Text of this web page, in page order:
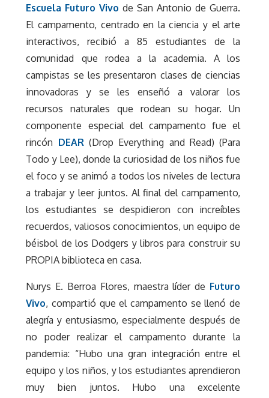
Escuela Futuro Vivo de San Antonio de Guerra.
El campamento, centrado en la ciencia y el arte
interactivos, recibió a 85 estudiantes de la
comunidad que rodea a la academia. A los
campistas se les presentaron clases de ciencias
innovadoras y se les enseñó a valorar los
recursos naturales que rodean su hogar. Un
componente especial del campamento fue el
rincón DEAR(Drop Everything and Read) (Para
Todo y Lee), donde la curiosidad de los niños fue
el foco y se animó a todos los niveles de lectura
a trabajar y leer juntos. Al final del campamento,
los estudiantes se despidieron con increíbles
recuerdos, valiosos conocimientos, un equipo de
béisbol de los Dodgers y libros para construir su
PROPIA biblioteca en casa.
Nurys E. Berroa Flores, maestra líder de Futuro
Vivo, compartió que el campamento se llenó de
alegría y entusiasmo, especialmente después de
no poder realizar el campamento durante la
pandemia: “Hubo una gran integración entre el
equipo y los niños, y los estudiantes aprendieron
muy bien juntos. Hubo una excelente